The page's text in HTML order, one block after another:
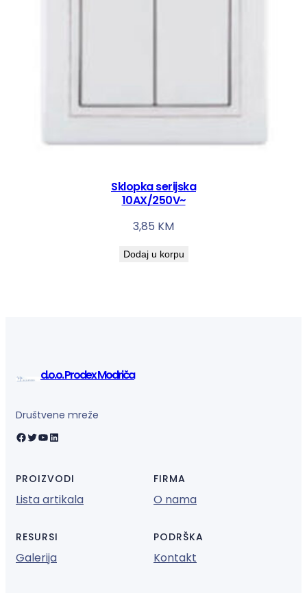
Sklopka serijska
10AX/250V~
3,85 KM
Dodaj u korpu
d.o.o. Prodex Modriča
Društvene mreže
Facebook Twitter YouTube LinkedIn
PROIZVODI
Lista artikala
FIRMA
O nama
RESURSI
Galerija
PODRŠKA
Kontakt